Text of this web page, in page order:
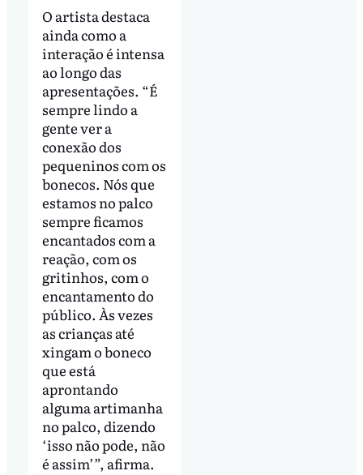
O artista destaca
ainda como a
interação é intensa
ao longo das
apresentações. “É
sempre lindo a
gente ver a
conexão dos
pequeninos com os
bonecos. Nós que
estamos no palco
sempre ficamos
encantados com a
reação, com os
gritinhos, com o
encantamento do
público. Às vezes
as crianças até
xingam o boneco
que está
aprontando
alguma artimanha
no palco, dizendo
‘isso não pode, não
é assim’”, afirma.